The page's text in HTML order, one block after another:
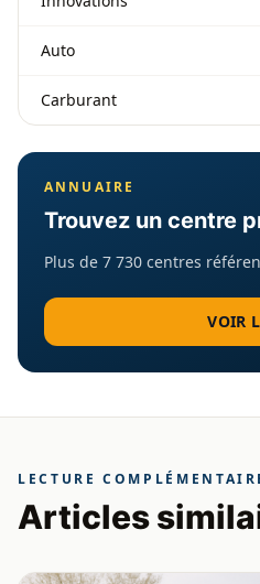
Auto
Carburant
ANNUAIRE
Trouvez un centre
Plus de 7 730 centres
VOIR
LECTURE
Articles